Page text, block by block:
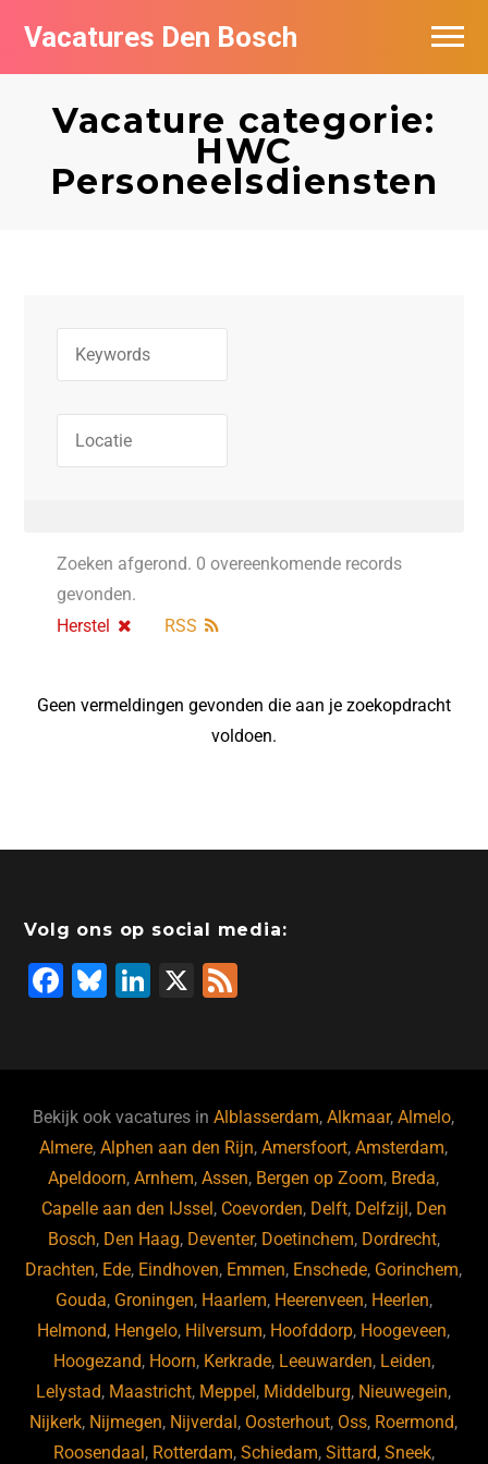
Vacatures Den Bosch
Vacature categorie:
HWC
Personeelsdiensten
Zoeken afgerond. 0 overeenkomende records
gevonden.
Herstel
RSS
Geen vermeldingen gevonden die aan je zoekopdracht
voldoen.
Volg ons op social media:
F
b
o
o
k
Bl
ky
Li
dI
n
X
Bekijk ook vacatures inAlblasserdam,Alkmaar,Almelo,
Almere,Alphen aan den Rijn,Amersfoort,Amsterdam,
Apeldoorn,Arnhem,Assen, Bergen op Zoom, Breda,
Capelle aan den IJssel , Coevorden, Delft, Delfzijl , Den
Bosch, Den Haag, Deventer, Doetinchem, Dordrecht,
Drachten, Ede, Eindhoven, Emmen, Enschede, Gorinchem,
Gouda, Groningen, Haarlem, Heerenveen, Heerlen,
Helmond, Hengelo, Hilversum, Hoofddorp, Hoogeveen,
Hoogezand, Hoorn, Kerkrade, Leeuwarden, Leiden,
Lelystad, Maastricht, Meppel , Middelburg, Nieuwegein,
Nijkerk, Nijmegen, Nijverdal , Oosterhout, Oss, Roermond,
Roosendaal , Rotterdam, Schiedam, Sittard, Sneek,
Vacatures per bedrijf in Den Bosch
De populairste vacatures in Den Bosch